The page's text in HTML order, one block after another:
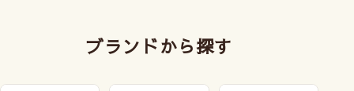
ブランドから探す